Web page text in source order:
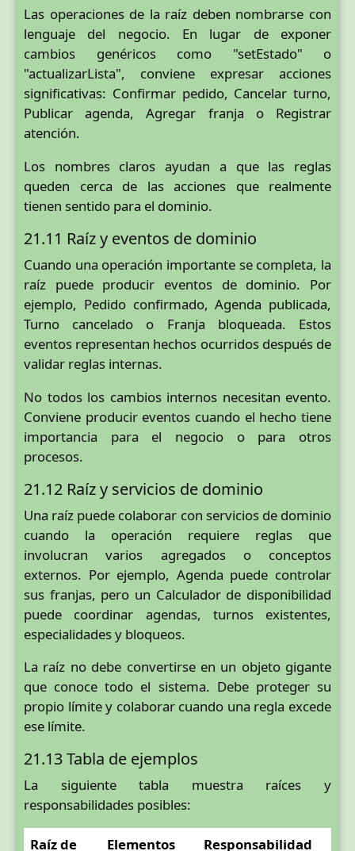
Las operaciones de la raíz deben nombrarse con
lenguaje del negocio. En lugar de exponer
cambios genéricos como "setEstado" o
"actualizarLista", conviene expresar acciones
significativas: Confirmar pedido, Cancelar turno,
Publicar agenda, Agregar franja o Registrar
atención.
Los nombres claros ayudan a que las reglas
queden cerca de las acciones que realmente
tienen sentido para el dominio.
21.11 Raíz y eventos de dominio
Cuando una operación importante se completa, la
raíz puede producir eventos de dominio. Por
ejemplo, Pedido confirmado, Agenda publicada,
Turno cancelado o Franja bloqueada. Estos
eventos representan hechos ocurridos después de
validar reglas internas.
No todos los cambios internos necesitan evento.
Conviene producir eventos cuando el hecho tiene
importancia para el negocio o para otros
procesos.
21.12 Raíz y servicios de dominio
Una raíz puede colaborar con servicios de dominio
cuando la operación requiere reglas que
involucran varios agregados o conceptos
externos. Por ejemplo, Agenda puede controlar
sus franjas, pero un Calculador de disponibilidad
puede coordinar agendas, turnos existentes,
especialidades y bloqueos.
La raíz no debe convertirse en un objeto gigante
que conoce todo el sistema. Debe proteger su
propio límite y colaborar cuando una regla excede
ese límite.
21.13 Tabla de ejemplos
La siguiente tabla muestra raíces y
responsabilidades posibles:
Raíz de Elementos Responsabilidad